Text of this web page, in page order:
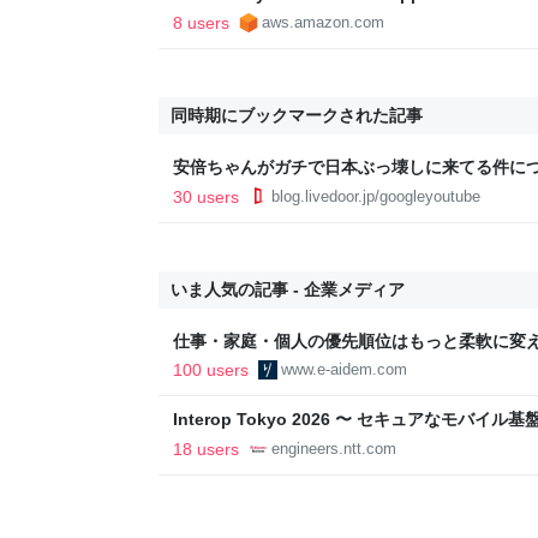
Amazon Web Services
8 users aws.amazon.com
同時期にブックマークされた記事
安倍ちゃんがガチで日本ぶっ壊しに来てる件に
30 users
blog.livedoor.jp/googleyoutube
いま人気の記事 - 企業メディア
仕事・家庭・個人の優先順位はもっと柔軟に変
後の自分に伝えたいこと - りっすん by イーア
100 users www.e-aidem.com
Interop Tokyo 2026 〜 セキュアなモバイル基
への取り組み 〜 - NTT docomo Business
18 users engineers.ntt.com